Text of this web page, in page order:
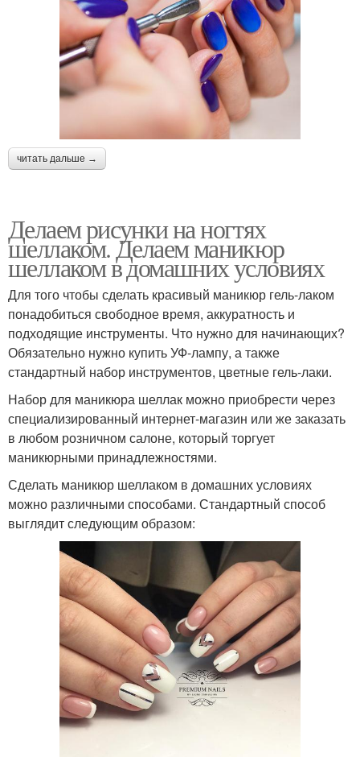
читать дальше →
Делаем рисунки на ногтях
шеллаком. Делаем маникюр
шеллаком в домашних условиях
Для того чтобы сделать красивый маникюр гель-лаком
понадобиться свободное время, аккуратность и
подходящие инструменты. Что нужно для начинающих?
Обязательно нужно купить УФ-лампу, а также
стандартный набор инструментов, цветные гель-лаки.
Набор для маникюра шеллак можно приобрести через
специализированный интернет-магазин или же заказать
в любом розничном салоне, который торгует
маникюрными принадлежностями.
Сделать маникюр шеллаком в домашних условиях
можно различными способами. Стандартный способ
выглядит следующим образом: